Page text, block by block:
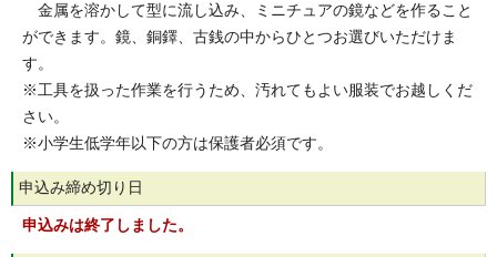
金属を溶かして型に流し込み、ミニチュアの鏡などを作ること
ができます。鏡、銅鐸、古銭の中からひとつお選びいただけま
す。
※工具を扱った作業を行うため、汚れてもよい服装でお越しくだ
さい。
※小学生低学年以下の方は保護者必須です。
申込み締め切り日
申込みは終了しました。